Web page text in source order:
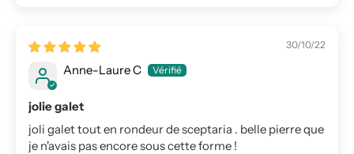
30/10/22
Anne-Laure C
jolie galet
joli galet tout en rondeur de sceptaria . belle pierre que
je n'avais pas encore sous cette forme !